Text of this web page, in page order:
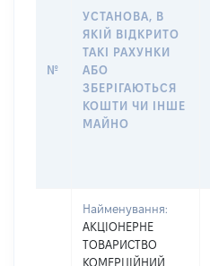
№
УСТАНОВА, В
ЯКІЙ ВІДКРИТО
ТАКІ РАХУНКИ
АБО
ЗБЕРІГАЮТЬСЯ
КОШТИ ЧИ ІНШЕ
МАЙНО
Найменування:
АКЦІОНЕРНЕ
ТОВАРИСТВО
КОМЕРЦІЙНИЙ